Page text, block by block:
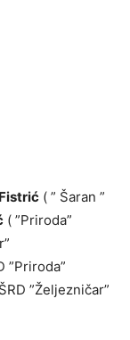
( ” Šaran ”
( ”Priroda”
”Priroda”
”Željezničar”